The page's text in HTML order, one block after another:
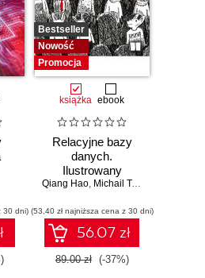
30 dni)
Bestseller
Nowość
Promocja
książka ebook
Relacyjne bazy
danych.
Ilustrowany
przewodnik
Qiang Hao, Michail Tsikerdekis
(53,40 zł najniższa cena z 30 dni)
56.07 zł
89.00 zł (-37%)